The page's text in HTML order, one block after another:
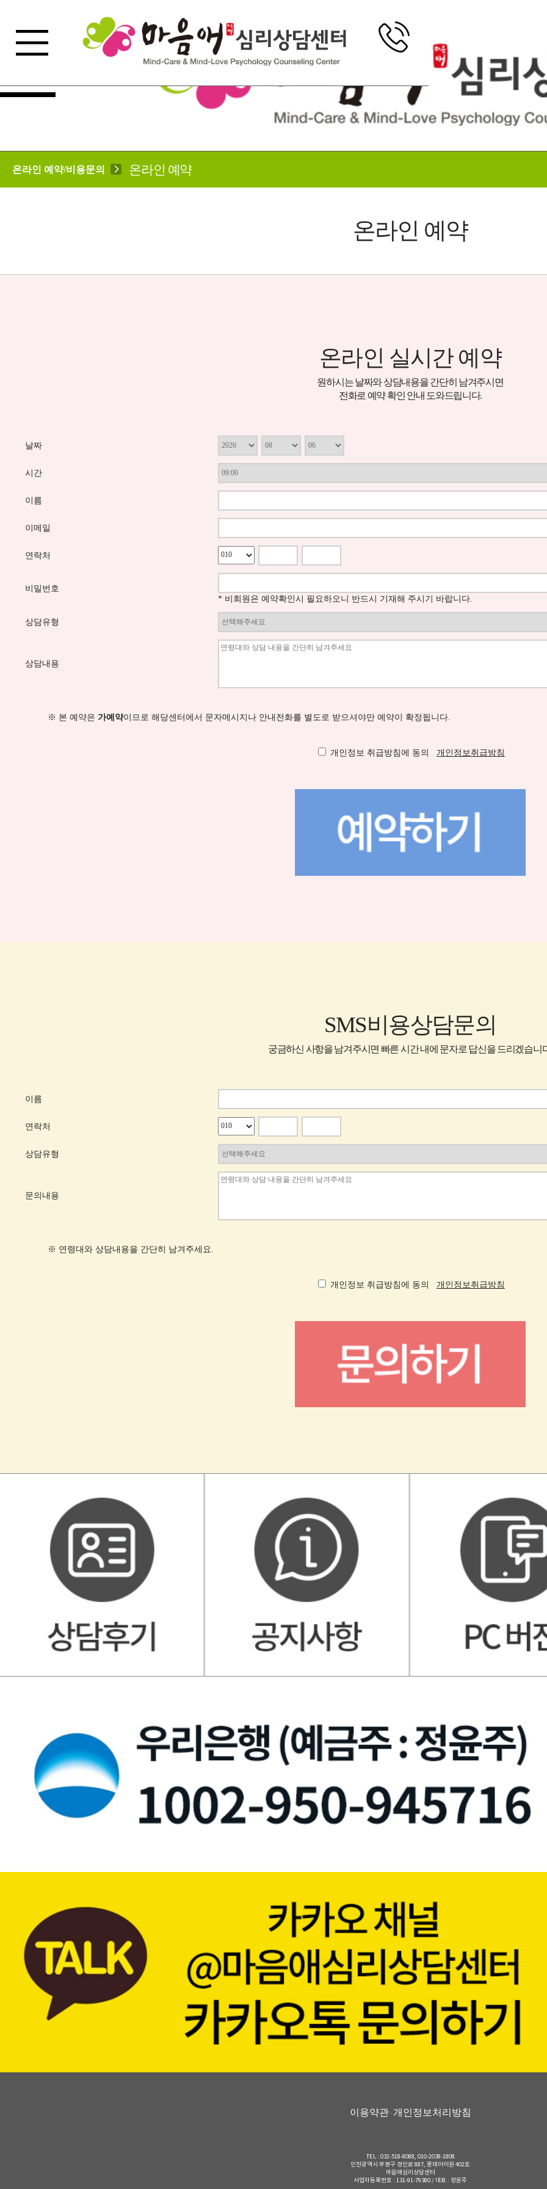
온라인 예약/비용문의 온라인 예약
온라인 예약
온라인 실시간 예약
원하시는 날짜와 상담내용을 간단히 남겨주시면
전화로 예약 확인 안내 도와드립니다.
날짜
시간
이름
이메일
연락처
비밀번호
* 비회원은 예약확인시 필요하오니 반드시 기재해 주시기 바랍니다.
상담유형
상담내용
※ 본 예약은 가예약이므로 해당센터에서 문자메시지나 안내전화를 별도로 받으셔야만 예약이 확정됩니다.
개인정보 취급방침에 동의 개인정보취급방침
SMS비용상담문의
궁금하신 사항을 남겨주시면 빠른 시간 내에 문자로 답신을 드리겠습니
이름
연락처
상담유형
문의내용
※ 연령대와 상담내용을 간단히 남겨주세요.
개인정보 취급방침에 동의 개인정보취급방침
이용약관· 개인정보처리방침
TEL : 032-518-8088, 010-2038-1808
인천광역시 부평구 경인로 887, 롯데아이원 402호
마음애심리상담센터
사업자등록번호 : 131-91-79380 / 대표 : 정윤주